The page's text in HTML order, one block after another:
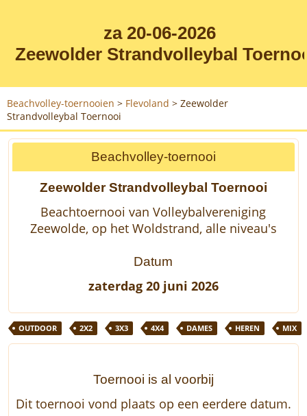
za 20-06-2026
Zeewolder Strandvolleybal
Beachvolley-toernooien > Flevoland > Zeewolder
Strandvolleybal Toernooi
Beachvolley-toernooi
Zeewolder Strandvolleybal Toernooi
Beachtoernooi van Volleybalvereniging
Zeewolde, op het Woldstrand, alle niveau's
Datum
zaterdag 20 juni 2026
OUTDOOR 2X2 3X3 4X4 DAMES HEREN MIX
Toernooi is al voorbij
Dit toernooi vond plaats op een eerdere datum.